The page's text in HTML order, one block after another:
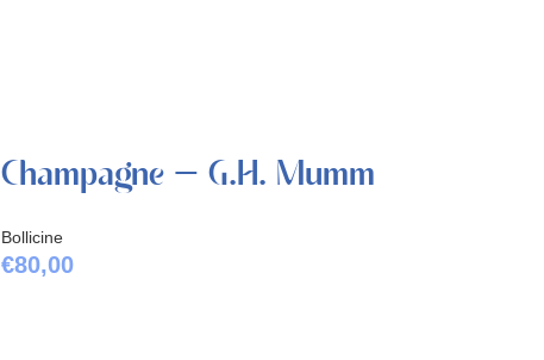
Champagne – G.H. Mumm
Bollicine
€80,00